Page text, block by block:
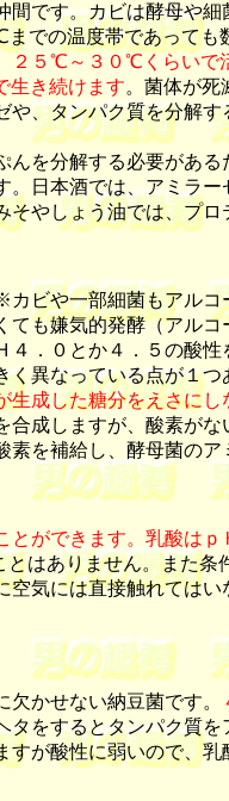
です。カビは酵母や細
での温度帯であっても
２５℃～３０℃くらいで
生き続けます。菌体が死
、タンパク質を分解
を分解する必要があ
日本酒では、アミラ
やしょう油では、プ
や一部細菌もアルコ
も嫌気的発酵（アル
．０とか４．５の酸
異なっている点が１
生成した糖分をえさに
成しますが、酸素が
を補給し、酵母菌のア
とができます。乳酸は
ありません。また条
気には直接触れては
かせない納豆菌です。
タをするとタンパク質
が酸性に弱いので、